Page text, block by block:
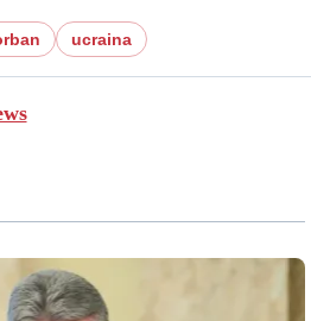
ucraina